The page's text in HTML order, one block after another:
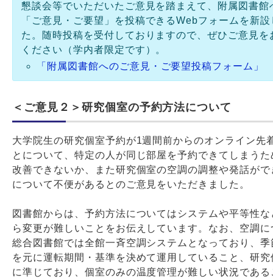
懇談会等でいただいたご意見を踏まえて、附属図書館
「ご意見・ご要望」を投稿できるWebフォームを新
た。随時投稿を受付しておりますので、ぜひご意見を
ください（学内者限定です）。
「附属図書館へのご意見・ご要望投稿フォーム」
＜ご意見２＞研究個室の予約方法について
大学院生の研究個室予約が1週間前からのオンライン先
とについて、特定の人が同じ部屋を予約できてしまう
改善できないか、また研究個室の空調の調整や発話が
について不便があるとのご意見をいただきました。
図書館からは、予約方法についてはシステムや平等性
ら変更が難しいことをお伝えしています。なお、空調
総合図書館では全館一斉空調システムとなっており、
を元に運転期間・基準を決めて運用していること、研
に準じており、個室のみの温度管理が難しい状況であ